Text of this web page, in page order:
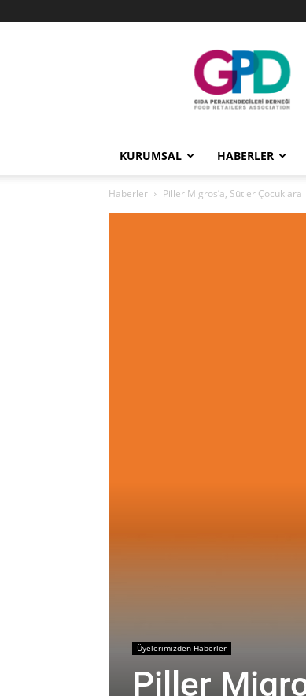
GPD
KURUMSAL HABERLER
Haberler Piller Migros’a, Sütler Çocuklara
Üyelerimizden Haberler
Piller